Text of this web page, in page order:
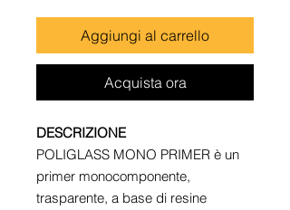
Aggiungi al carrello
Acquista ora
DESCRIZIONE
POLIGLASS MONO PRIMER è un
primer monocomponente,
trasparente, a base di resine